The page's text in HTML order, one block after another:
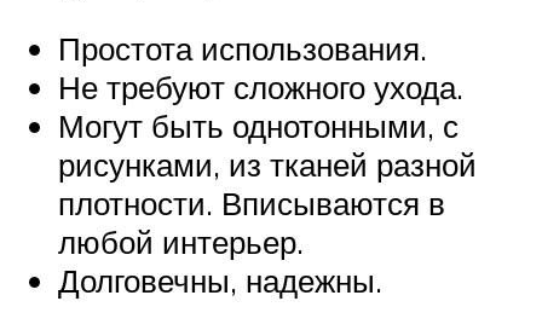
Простота использования.
Не требуют сложного ухода.
Могут быть однотонными, с
рисунками, из тканей разной
плотности. Вписываются в
любой интерьер.
Долговечны, надежны.